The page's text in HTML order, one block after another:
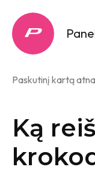
Paskutinį kartą
Ką